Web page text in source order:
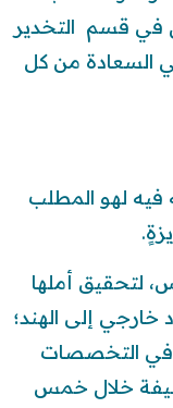
في قسم التخدير
السعادة من كل
فيه لهو المطلب
لتحقيق أملها
إلى الهند؛
في التخصصات
خلال خمس